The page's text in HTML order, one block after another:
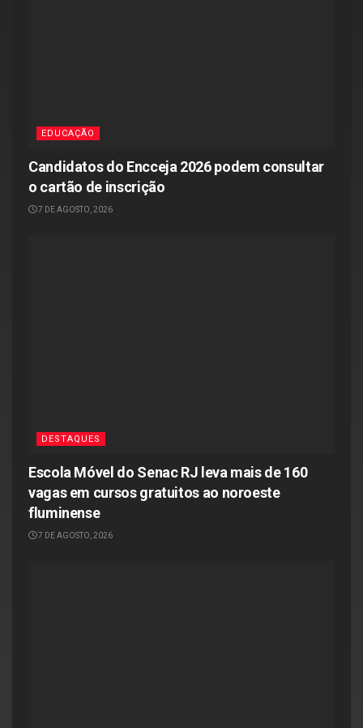
EDUCAÇÃO
Candidatos do Encceja 2026 podem consultar
o cartão de inscrição
7 DE AGOSTO, 2026
DESTAQUES
Escola Móvel do Senac RJ leva mais de 160
vagas em cursos gratuitos ao noroeste
fluminense
7 DE AGOSTO, 2026